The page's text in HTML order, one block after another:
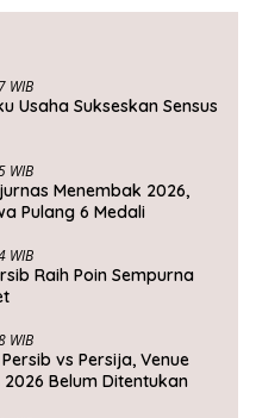
WIB
Usaha Sukseskan Sensus
WIB
Menembak 2026,
Pulang 6 Medali
WIB
Raih Poin Sempurna
WIB
vs Persija, Venue
Belum Ditentukan